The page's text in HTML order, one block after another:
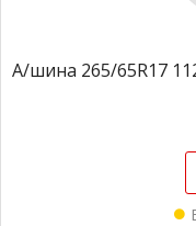
А/шина 265/65R17